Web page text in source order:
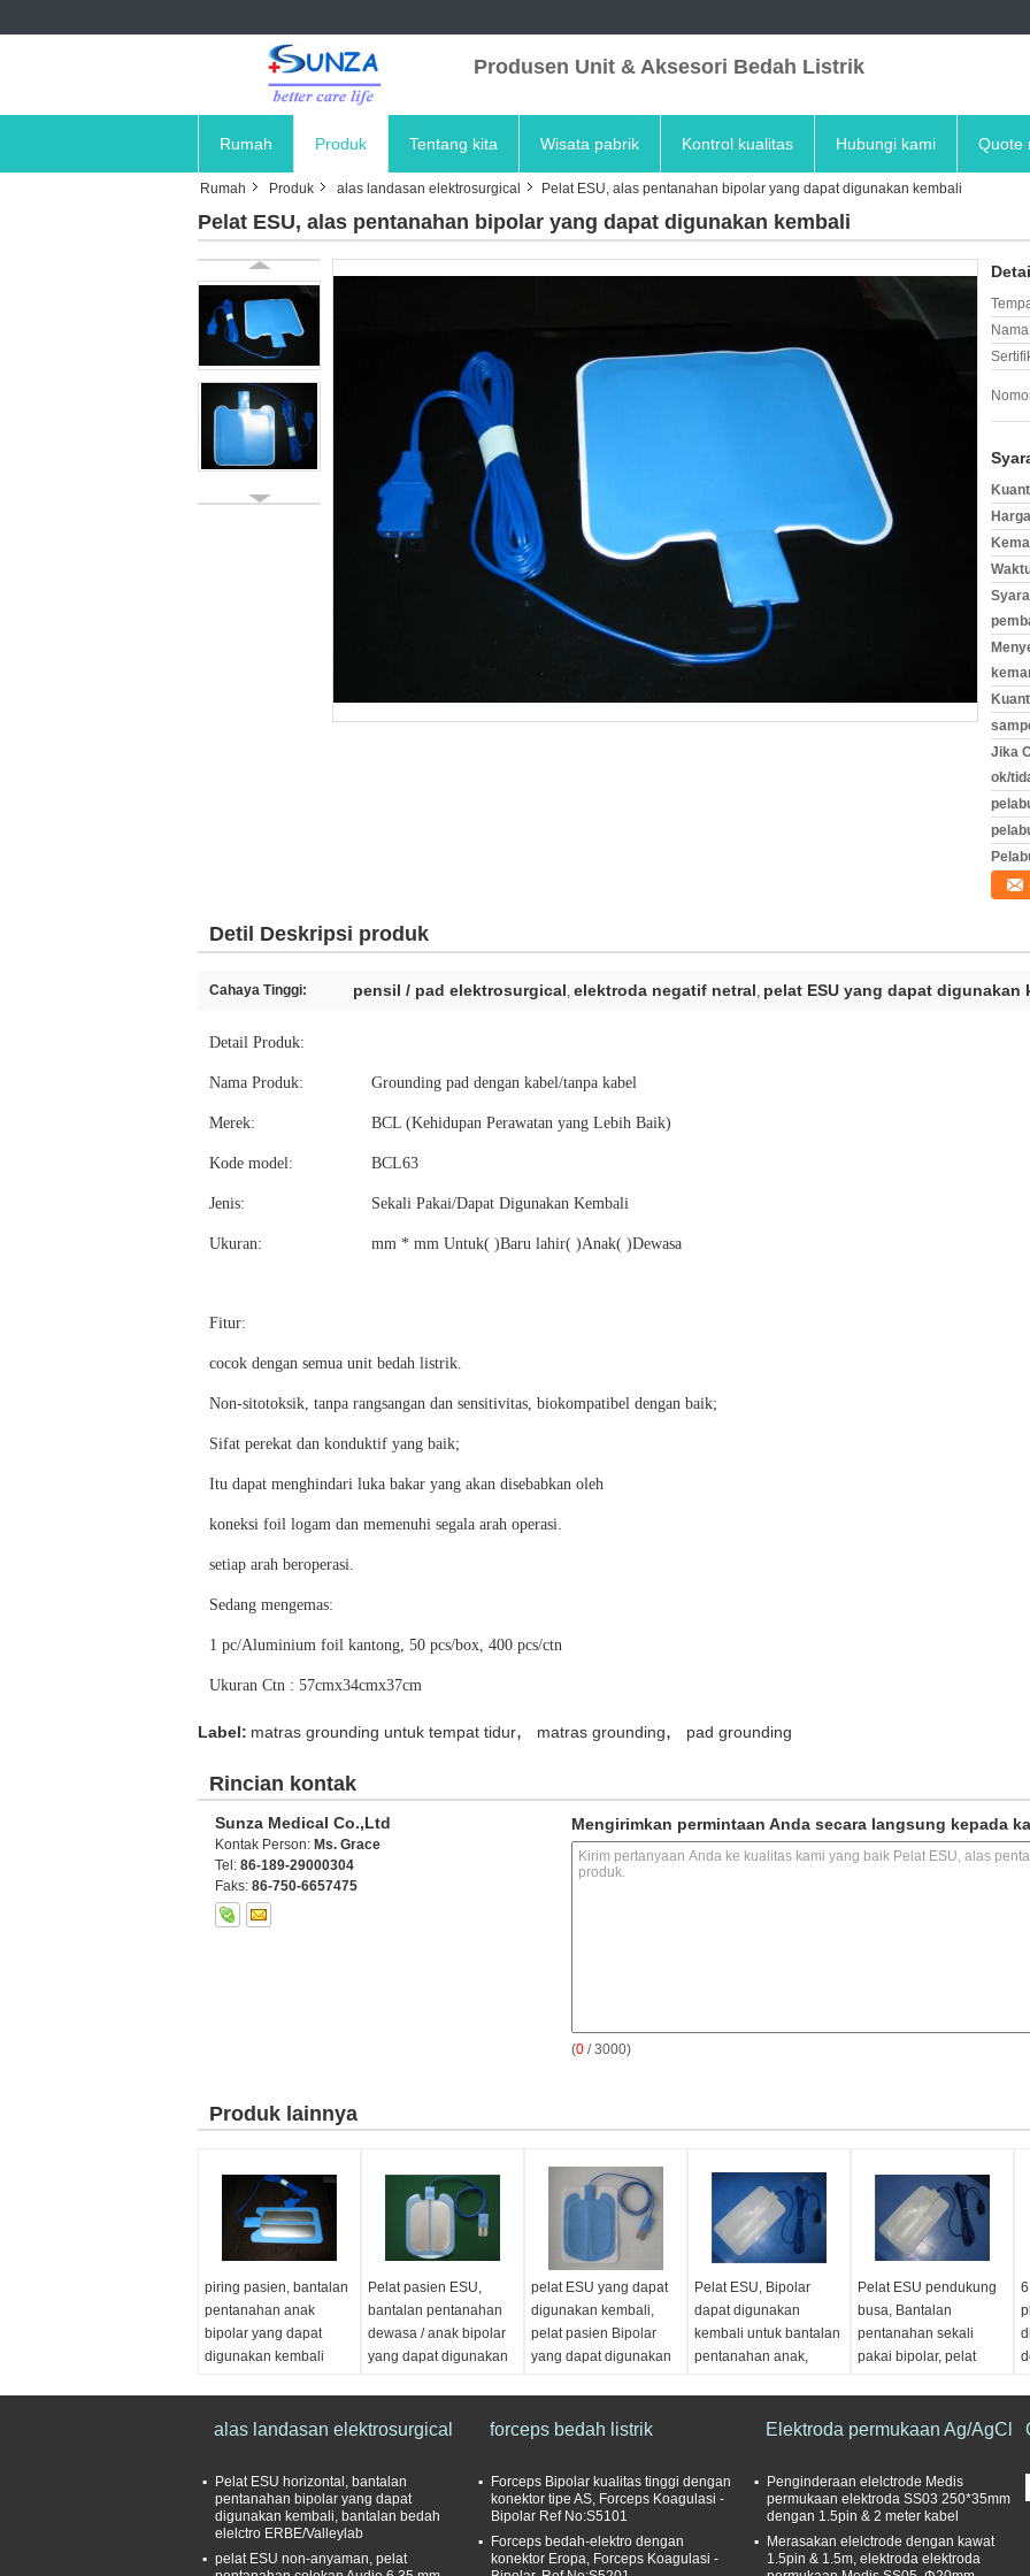
Produsen Unit & Aksesori Bedah Listrik
Rumah Produk Tentang kita Wisata pabrik Kontrol kualitas Hubungi kami Quote
Rumah Produk alas landasan elektrosurgical Pelat ESU, alas pentanahan bipolar yang dapat digunakan kembali
Pelat ESU, alas pentanahan bipolar yang dapat digunakan kembali
Jika
ok/
Detil Deskripsi produk
Cahaya Tinggi: pensil / pad elektrosurgical, elektroda negatif netral, pelat ESU yang dapat digunakan
Detail Produk:
Nama Produk: Grounding pad dengan kabel/tanpa kabel
Merek: BCL (Kehidupan Perawatan yang Lebih Baik)
Kode model: BCL63
Jenis: Sekali Pakai/Dapat Digunakan Kembali
Ukuran: mm * mm Untuk( )Baru lahir( )Anak( )Dewasa
Fitur:
cocok dengan semua unit bedah listrik.
Non-sitotoksik, tanpa rangsangan dan sensitivitas, biokompatibel dengan baik;
Sifat perekat dan konduktif yang baik;
Itu dapat menghindari luka bakar yang akan disebabkan oleh
koneksi foil logam dan memenuhi segala arah operasi.
setiap arah beroperasi.
Sedang mengemas:
1 pc/Aluminium foil kantong, 50 pcs/box, 400 pcs/ctn
Ukuran Ctn : 57cmx34cmx37cm
Label: matras grounding untuk tempat tidur, matras grounding, pad grounding
Rincian kontak
Sunza Medical Co.,Ltd
Kontak Person: Ms. Grace
Tel: 86-189-29000304
Faks: 86-750-6657475
Mengirimkan permintaan Anda secara langsung kepada
(0 / 3000)
Produk lainnya
piring pasien, bantalan
pentanahan anak
bipolar yang dapat
digunakan kembali
Pelat pasien ESU,
bantalan pentanahan
dewasa / anak bipolar
yang dapat digunakan
pelat ESU yang dapat
digunakan kembali,
pelat pasien Bipolar
yang dapat digunakan
dengan kabel panjang
Pelat ESU, Bipolar
dapat digunakan
kembali untuk bantalan
pentanahan anak,
Pelat ESU pendukung
busa, Bantalan
pentanahan sekali
pakai bipolar, pelat
alas landasan elektrosurgical
Pelat ESU horizontal, bantalan
pentanahan bipolar yang dapat
digunakan kembali, bantalan bedah
elelctro ERBE/Valleylab
pelat ESU non-anyaman, pelat
forceps bedah listrik
Forceps Bipolar kualitas tinggi dengan
konektor tipe AS, Forceps Koagulasi -
Bipolar Ref No:S5101
Forceps bedah-elektro dengan
konektor Eropa, Forceps Koagulasi -
Elektroda permukaan Ag/AgCl
Penginderaan elelctrode Medis
permukaan elektroda SS03 250*35mm
dengan 1.5pin & 2 meter kabel
Merasakan elelctrode dengan kawat
1.5pin & 1.5m, elektroda elektroda